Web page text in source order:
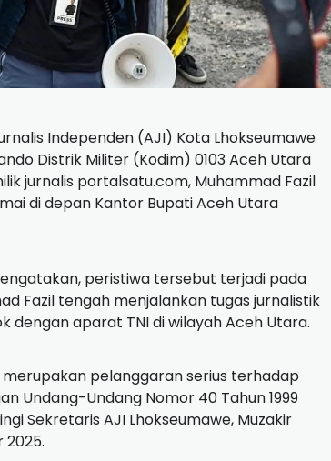
Independen (AJI) Kota Lhokseumawe
Distrik Militer (Kodim) 0103 Aceh Utara
jurnalis portalsatu.com, Muhammad Fazil
di depan Kantor Bupati Aceh Utara
peristiwa tersebut terjadi pada
Fazil tengah menjalankan tugas jurnalistik
dengan aparat TNI di wilayah Aceh Utara.
pelanggaran serius terhadap
Undang-Undang Nomor 40 Tahun 1999
Sekretaris AJI Lhokseumawe, Muzakir
2025.